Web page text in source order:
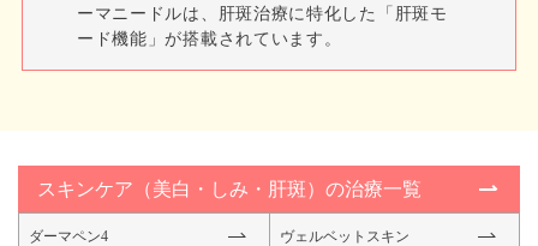
ーマニードルは、肝斑治療に特化した「肝斑モ
ード機能」が搭載されています。
スキンケア（美白・しみ・肝斑）の治療一覧
ダーマペン4 ヴェルベットスキン